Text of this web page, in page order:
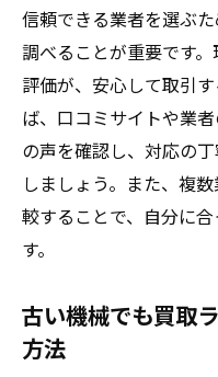
口コミで話題
関東や大阪で
ト
中古機械買取
機械買取業者
失敗しない中古機
中古機械買取
口コミやラン
の特徴
信頼できる業者を選ぶ
調べることが重要です
評価が、安心して取引
ば、口コミサイトや業
の声を確認し、対応の
しましょう。また、複
較することで、自分に
す。
古い機械でも買取
方法